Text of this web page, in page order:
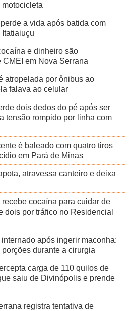
a vida após batida com
Itatiaiuçu
e dinheiro são
em Nova Serrana
atropelada por ônibus ao
falava ao celular
dois dedos do pé após ser
tensão rompido por linha com
é baleado com quatro tiros
em Pará de Minas
atravessa canteiro e deixa
recebe cocaína para cuidar de
dois por tráfico no Residencial
após ingerir maconha:
durante a cirurgia
carga de 110 quilos de
saiu de Divinópolis e prende
registra tentativa de